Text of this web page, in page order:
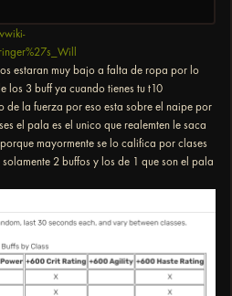
estaran muy bajo a falta de ropa por lo
los 3 buff ya cuando tienes tu t10
de la fuerza por eso esta sobre el naipe por
el pala es el unico que realemten le saca
mayormente se lo califica por clases
2 buffos y los de 1 que son el pala